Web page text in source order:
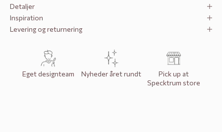
Detaljer
Inspiration
Levering og returnering
Eget designteam Nyheder året rundt
Pick up at
Specktrum store